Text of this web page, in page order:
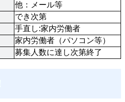
他：メール等
でき次第
手直し:家内労働者
家内労働者（パソコン等）
募集人数に達し次第終了